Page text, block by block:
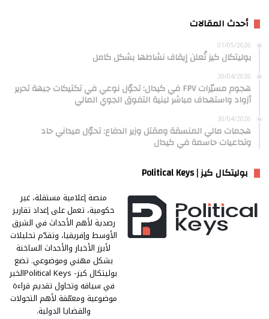
أحدث المقالات
01/05/2026
بوليتكال كيز تُعلن إيقاف نشاطها بشكل كامل
30/04/2026
هجوم مسيّرات FPV في كيدال: تحوّل نوعي في تكتيكات جبهة تحرير
أزواد واستهداف مباشر لبنية التفوق الجوي المالي
30/04/2026
هجمات مالي المنسقة ومقتل وزير الدفاع: تحوّل ميداني حاد
وتداعيات حاسمة في كيدال
بوليتكال كيز | Political Keys
منصة إعلامية مستقلة، غير
حكومية، تعمل على إعداد تقارير
رصدية لأهم الأحداث في الشرق
الأوسط وإفريقيا، وتقدّم تحليلات
لأبرز الأخبار والأحداث الساخنة
بشكل مهني وموضوعي. تضع
بوليتكال كيز- Political Keysالخبر
في سياقه وتحاول تقديم قراءة
موضوعية ومعمّقة لأهم التحولات
والقضايا الدولية.